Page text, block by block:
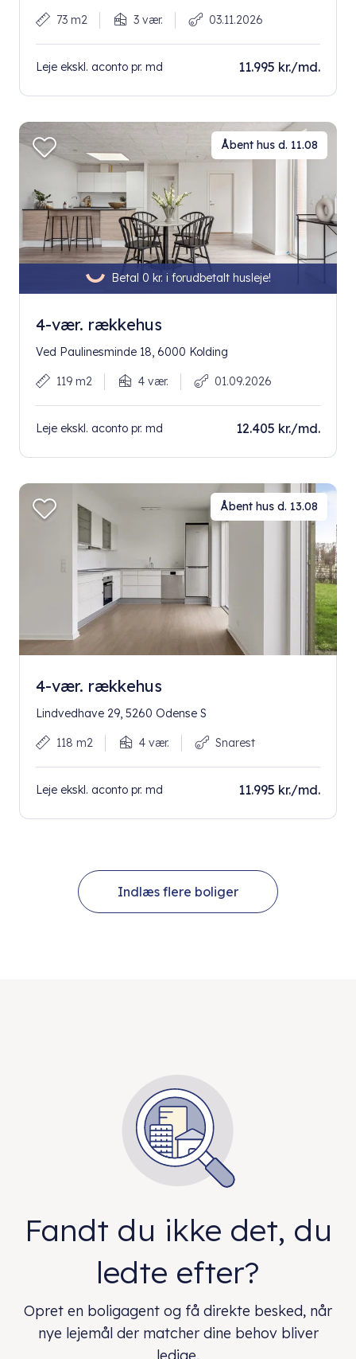
73 m2 3 vær. 03.11.2026
Leje ekskl. aconto pr. md 11.995 kr./md.
Betal 0 kr. i forudbetalt husleje!
Åbent hus d. 11.08
4-vær. rækkehus
Ved Paulinesminde 18, 6000 Kolding
119 m2 4 vær. 01.09.2026
Leje ekskl. aconto pr. md 12.405 kr./md.
Åbent hus d. 13.08
4-vær. rækkehus
Lindvedhave 29, 5260 Odense S
118 m2 4 vær. Snarest
Leje ekskl. aconto pr. md 11.995 kr./md.
Indlæs flere boliger
Fandt du ikke det, du
ledte efter?
Opret en boligagent og få direkte besked, når
nye lejemål der matcher dine behov bliver